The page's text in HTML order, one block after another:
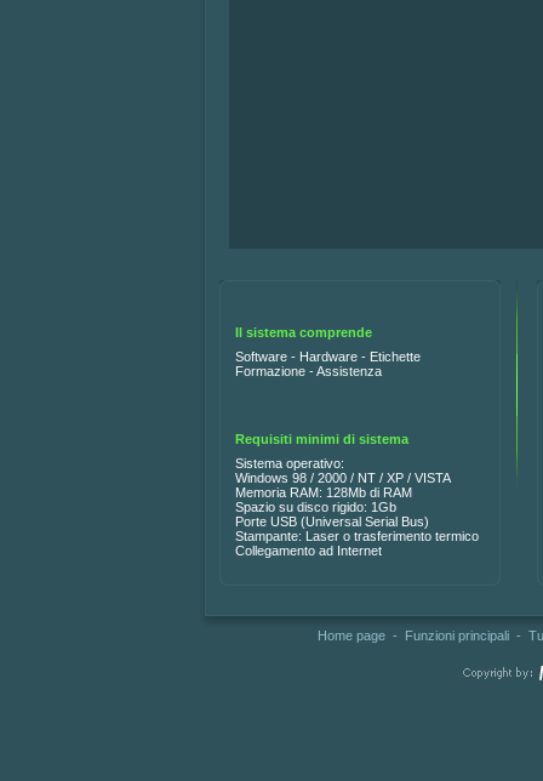
Il sistema comprende
Software - Hardware - Etichette
Formazione - Assistenza
Requisiti minimi di sistema
Sistema operativo:
Windows 98 / 2000 / NT / XP / VISTA
Memoria RAM: 128Mb di RAM
Spazio su disco rigido: 1Gb
Porte USB (Universal Serial Bus)
Stampante: Laser o trasferimento termico
Collegamento ad Internet
Home page- Funzioni principali-